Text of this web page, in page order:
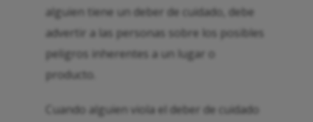
alguien tiene un deber de cuidado, debe
advertir a las personas sobre los posibles
peligros inherentes a un lugar o
producto.
Cuando alguien viola el deber de cuidado